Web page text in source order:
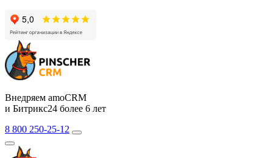
Внедряем amoCRM
и Битрикс24 более 6 лет
8 800 250-25-12